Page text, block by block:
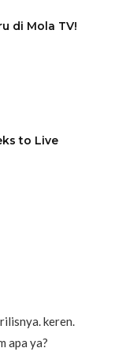
di Mola TV!
to Live
keren.
apa ya?